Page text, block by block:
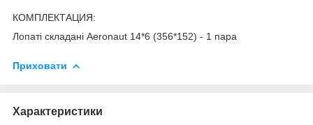
КОМПЛЕКТАЦИЯ:
Лопаті складані Aeronaut 14*6 (356*152) - 1 пара
Приховати
Характеристики